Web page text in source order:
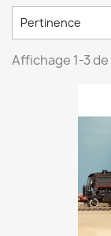
Pertinence
Affichage 1-3